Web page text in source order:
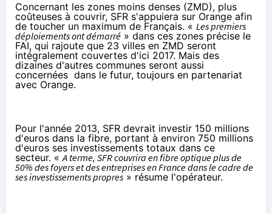
Concernant les zones moins denses (ZMD), plus
coûteuses à couvrir, SFR s'appuiera sur Orange afin
de toucher un maximum de Français. « Les premiers
déploiements ont démarré » dans ces zones précise le
FAI, qui rajoute que 23 villes en ZMD seront
intégralement couvertes d'ici 2017. Mais des
dizaines d'autres communes seront aussi
concernées dans le futur, toujours en partenariat
avec Orange.
Pour l'année 2013, SFR devrait investir 150 millions
d'euros dans la fibre, portant à environ 750 millions
d'euros ses investissements totaux dans ce
secteur. «A terme, SFR couvrira en fibre optique plus de
50% des foyers et des entreprises en France dans le cadre de
ses investissements propres » résume l'opérateur.